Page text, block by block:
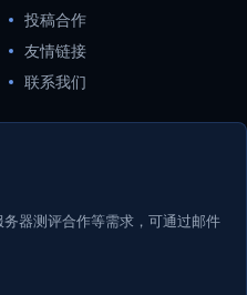
投稿合作
友情链接
联系我们
器测评合作等需求，可通过邮件